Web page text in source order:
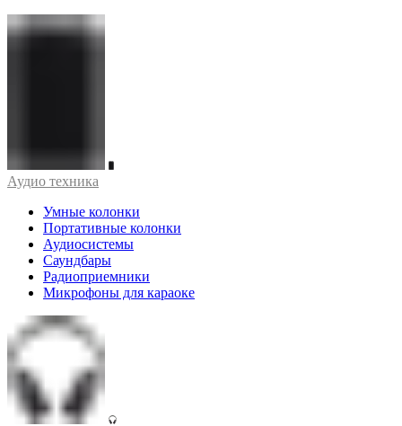
Аудио техника
Умные колонки
Портативные колонки
Аудиосистемы
Саундбары
Радиоприемники
Микрофоны для караоке